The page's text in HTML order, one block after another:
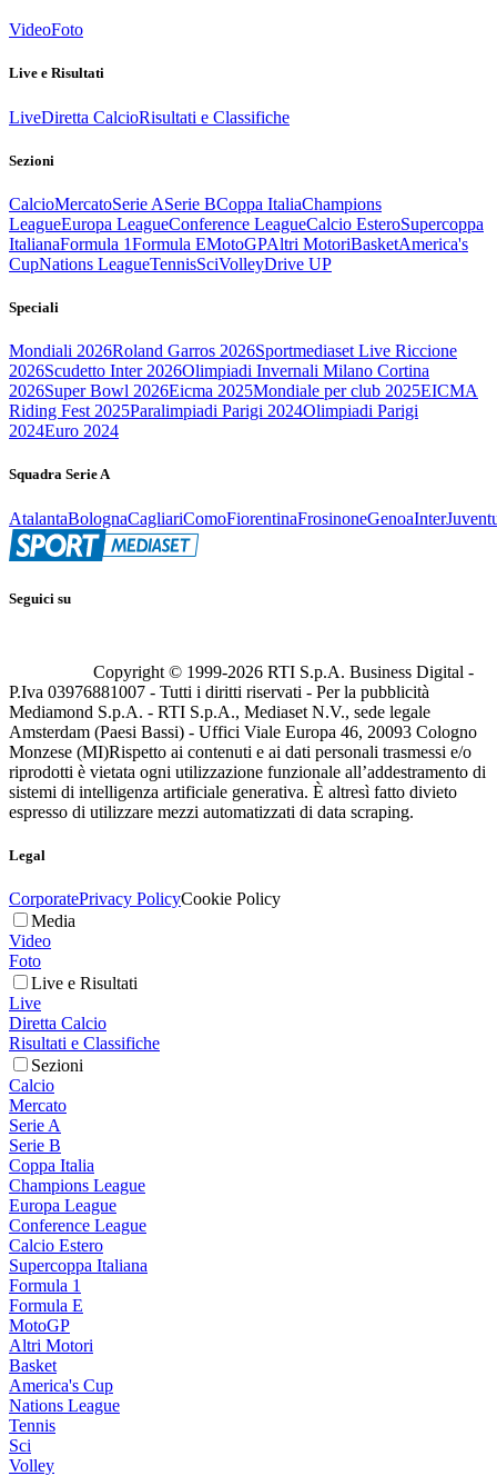
VideoFoto
Live e Risultati
LiveDiretta CalcioRisultati e Classifiche
Sezioni
CalcioMercatoSerie ASerie BCoppa ItaliaChampions
LeagueEuropa LeagueConference LeagueCalcio EsteroSupercoppa
ItalianaFormula 1Formula EMotoGPAltri MotoriBasketAmerica's
CupNations LeagueTennisSciVolleyDrive UP
Speciali
Mondiali 2026Roland Garros 2026Sportmediaset Live Riccione
2026Scudetto Inter 2026Olimpiadi Invernali Milano Cortina
2026Super Bowl 2026Eicma 2025Mondiale per club 2025EICMA
Riding Fest 2025Paralimpiadi Parigi 2024Olimpiadi Parigi
2024Euro 2024
Squadra Serie A
AtalantaBolognaCagliariComoFiorentinaFrosinoneGenoaInter
Seguici su
Copyright © 1999-2026 RTI S.p.A. Business Digital -
P.Iva 03976881007 - Tutti i diritti riservati - Per la pubblicità
Mediamond S.p.A. - RTI S.p.A., Mediaset N.V., sede legale
Amsterdam (Paesi Bassi) - Uffici Viale Europa 46, 20093 Cologno
Monzese (MI)Rispetto ai contenuti e ai dati personali trasmessi e/o
riprodotti è vietata ogni utilizzazione funzionale all’addestramento di
sistemi di intelligenza artificiale generativa. È altresì fatto divieto
espresso di utilizzare mezzi automatizzati di data scraping.
Legal
CorporatePrivacy PolicyCookie Policy
Media
Video
Foto
Live e Risultati
Live
Diretta Calcio
Risultati e Classifiche
Sezioni
Calcio
Mercato
Serie A
Serie B
Coppa Italia
Champions League
Europa League
Conference League
Calcio Estero
Supercoppa Italiana
Formula 1
Formula E
MotoGP
Altri Motori
Basket
America's Cup
Nations League
Tennis
Sci
Volley